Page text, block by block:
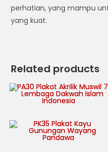
perhatian, yang mampu
yang kuat.
Related products